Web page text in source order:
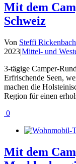
Mit dem
Schweiz
Von Steffi
2023|Mittel- und
3-tägige Camper-
Erfrischende Seen,
machen die
Region für einen
0
Mit dem